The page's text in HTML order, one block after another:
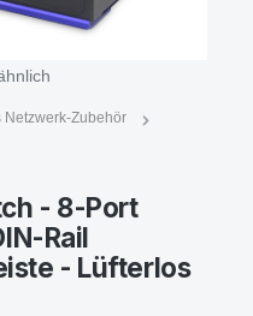
Netzwerk-Zubehör
- 8-Port
Rail
- Lüfterlos